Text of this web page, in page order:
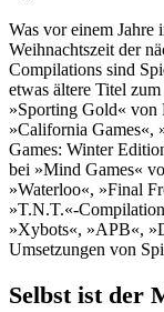
Was vor einem Jahre
Weihnachtszeit der
Compilations sind
etwas ältere Titel
»Sporting Gold« von
»California Games«,
Games: Winter
bei »Mind Games«
»Waterloo«, »Final
»T.N.T.«-
»Xybots«, »APB«,
Umsetzungen von
Selbst ist der